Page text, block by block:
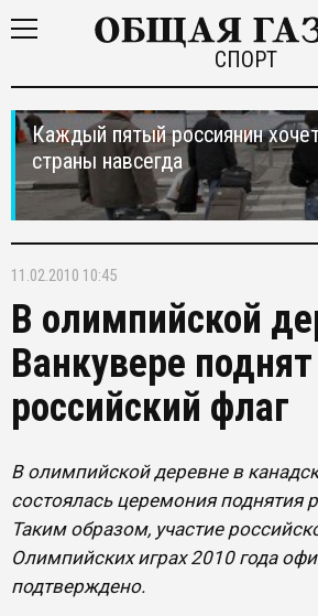
СПОРТ
Каждый пятый россиянин
страны навсегда
11.02.2010 10:45
В олимпийской
Ванкувере поднят
российский флаг
В олимпийской деревне в
состоялась церемония поднятия
Таким образом, участие
Олимпийских играх 2010 года
подтверждено.